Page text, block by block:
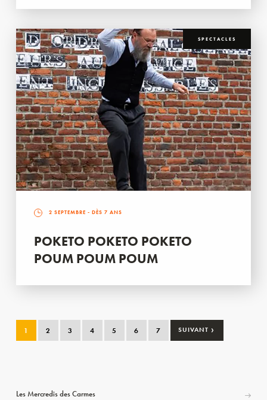
SPECTACLES
2 SEPTEMBRE - DÈS 7 ANS
POKETO POKETO POKETO
POUM POUM POUM
1 2 3 4 5 6 7 SUIVANT ›
Les Mercredis des Carmes